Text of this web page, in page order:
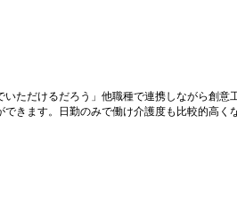
ただけるだろう」他職種で連携しながら創意
きます。日勤のみで働け介護度も比較的高く